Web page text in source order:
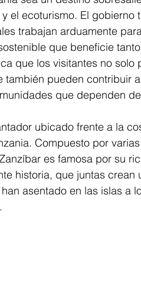
el ecoturismo. El gobierno
trabajan arduamente
que beneficie
que los visitantes no solo
también pueden contribuir
que dependen
ubicado frente a la
Compuesto por
es famosa por su
historia, que juntas
asentado en las islas a